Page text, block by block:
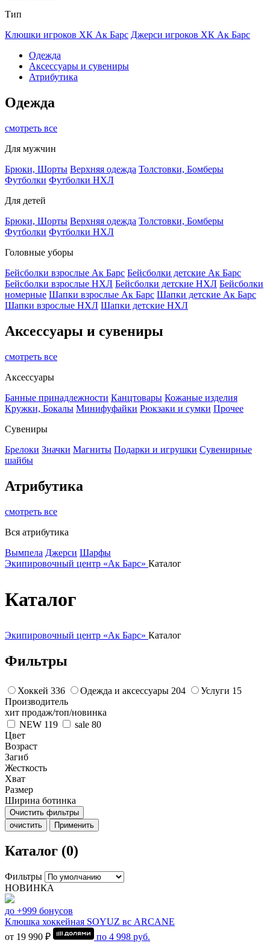
Тип
Клюшки игроков ХК Ак Барс Джерси игроков ХК Ак Барс
Одежда
Аксессуары и сувениры
Атрибутика
Одежда
смотреть все
Для мужчин
Брюки, Шорты Верхняя одежда Толстовки, Бомберы
Футболки Футболки НХЛ
Для детей
Брюки, Шорты Верхняя одежда Толстовки, Бомберы
Футболки Футболки НХЛ
Головные уборы
Бейсболки взрослые Ак Барс Бейсболки детские Ак Барс
Бейсболки взрослые НХЛ Бейсболки детские НХЛ Бейсболки
номерные Шапки взрослые Ак Барс Шапки детские Ак Барс
Шапки взрослые НХЛ Шапки детские НХЛ
Аксессуары и сувениры
смотреть все
Аксессуары
Банные принадлежности Канцтовары Кожаные изделия
Кружки, Бокалы Минифуфайки Рюкзаки и сумки Прочее
Сувениры
Брелоки Значки Магниты Подарки и игрушки Сувенирные
шайбы
Атрибутика
смотреть все
Вся атрибутика
Вымпела Джерси Шарфы
Экипировочный центр «Ак Барс» Каталог
Каталог
Экипировочный центр «Ак Барс» Каталог
Фильтры
Хоккей 336 Одежда и аксессуары 204 Услуги 15
Производитель
хит продаж/топ/новинка
NEW 119 sale 80
Цвет
Возраст
Загиб
Жесткость
Хват
Размер
Ширина ботинка
Очистить фильтры
очистить
Применить
Каталог (0)
Фильтры
НОВИНКА
до +999 бонусов
Клюшка хоккейная SOYUZ вс ARCANE
от 19 990 ₽
по 4 998 руб.